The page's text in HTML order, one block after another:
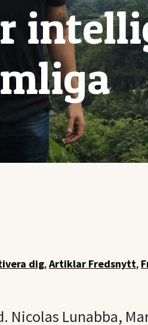
dig,Artiklar Fredsnytt,
Nicolas Lunabba,